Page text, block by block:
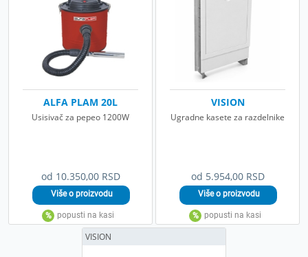
od 10.350,00 RSD
ALFA PLAM 20L
Usisivač za pepeo 1200W
od 5.954,00 RSD
VISION
Ugradne kasete za razdelnike
VISION